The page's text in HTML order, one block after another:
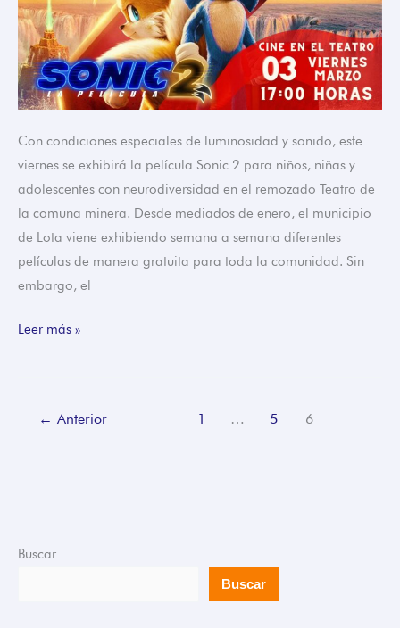
Con condiciones especiales de luminosidad y sonido, este
viernes se exhibirá la película Sonic 2 para niños, niñas y
adolescentes con neurodiversidad en el remozado Teatro de
la comuna minera. Desde mediados de enero, el municipio
de Lota viene exhibiendo semana a semana diferentes
películas de manera gratuita para toda la comunidad. Sin
embargo, el
Leer más »
← Anterior 1 … 5 6
Buscar
Buscar